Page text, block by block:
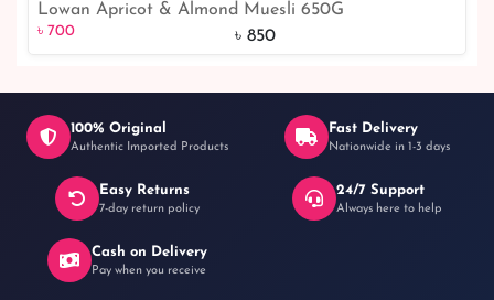
৳ 700 18% off
Lowan Apricot & Almond Muesli 650G
৳ 700 ৳ 850
100% Original
Authentic Imported Products
Fast Delivery
Nationwide in 1-3 days
Easy Returns
7-day return policy
24/7 Support
Always here to help
Cash on Delivery
Pay when you receive